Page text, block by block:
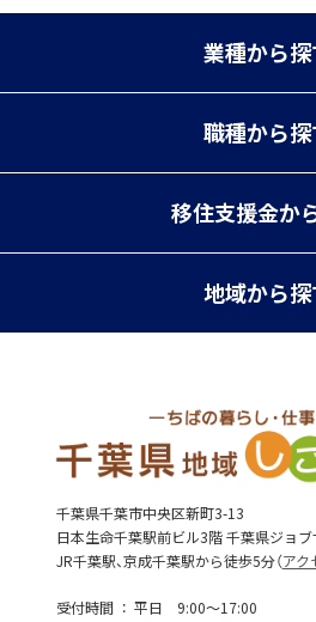
業種から
職種から
移住支援金か
地域から
千葉県千葉市中央区新町3-13
日本生命千葉駅前ビル3階 千葉県ジョ
JR千葉駅、京成千葉駅から徒歩5分（アク
受付時間
平日 9:00～17:00